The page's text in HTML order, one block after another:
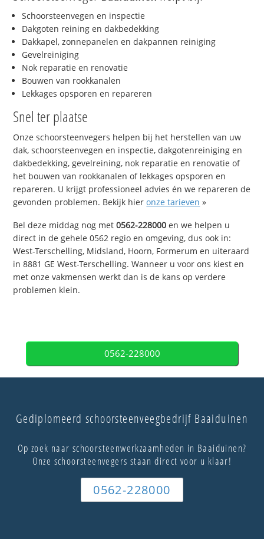
Schoorsteenvegen en inspectie
Dakgoten reining en dakbedekking
Dakkapel, zonnepanelen en dakpannen reiniging
Gevelreiniging
Nok reparatie en renovatie
Bouwen van rookkanalen
Lekkages opsporen en repareren
Snel ter plaatse
Onze schoorsteenvegers helpen bij het herstellen van uw
dak, schoorsteenvegen en inspectie, dakgotenreiniging en
dakbedekking, gevelreining, nok reparatie en renovatie of
het bouwen van rookkanalen of lekkages opsporen en
repareren. U krijgt professioneel advies én we repareren de
gevonden problemen. Bekijk hieronze tarieven »
Bel deze middag nog met0562-228000 en we helpen u
direct in de gehele 0562 regio en omgeving, dus ook in:
West-Terschelling, Midsland, Hoorn, Formerum en uiteraard
in 8881 GE West-Terschelling. Wanneer u voor ons kiest en
met onze vakmensen werkt dan is de kans op verdere
problemen klein.
0562-228000
Gediplomeerd schoorsteenveegbedrijf Baaiduinen
Op zoek naar schoorsteenwerkzaamheden in Baaiduinen?
Onze schoorsteenvegers staan direct voor u klaar!
0562-228000